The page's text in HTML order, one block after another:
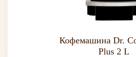
Кофемашина Dr.
Plus 2 L